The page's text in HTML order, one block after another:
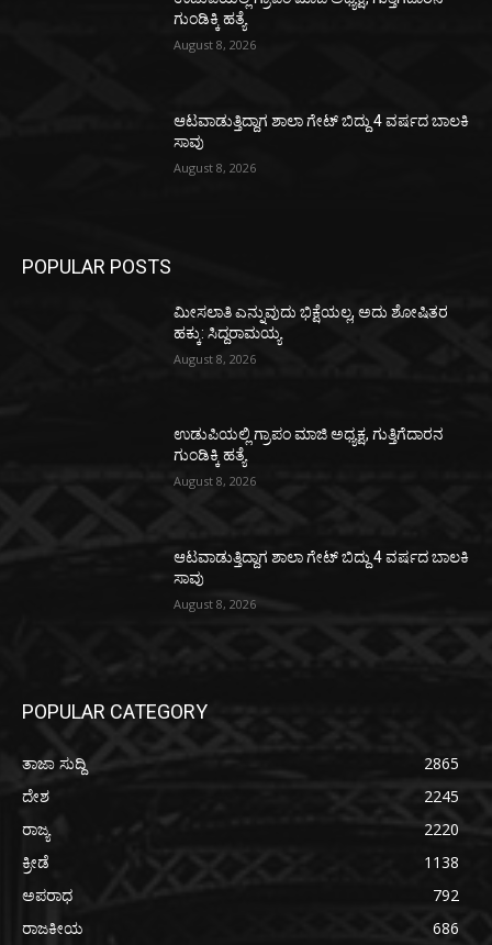
ಗುಂಡಿಕ್ಕಿ ಹತ್ಯೆ
August 8, 2026
ಆಟವಾಡುತ್ತಿದ್ದಾಗ ಶಾಲಾ ಗೇಟ್‌ ಬಿದ್ದು 4 ವರ್ಷದ ಬಾಲಕಿ
ಸಾವು
August 8, 2026
POPULAR POSTS
ಮೀಸಲಾತಿ ಎನ್ನುವುದು ಭಿಕ್ಷೆಯಲ್ಲ, ಅದು ಶೋಷಿತರ
ಹಕ್ಕು: ಸಿದ್ದರಾಮಯ್ಯ
August 8, 2026
ಉಡುಪಿಯಲ್ಲಿ ಗ್ರಾಪಂ ಮಾಜಿ ಅಧ್ಯಕ್ಷ, ಗುತ್ತಿಗೆದಾರನ
ಗುಂಡಿಕ್ಕಿ ಹತ್ಯೆ
August 8, 2026
ಆಟವಾಡುತ್ತಿದ್ದಾಗ ಶಾಲಾ ಗೇಟ್‌ ಬಿದ್ದು 4 ವರ್ಷದ ಬಾಲಕಿ
ಸಾವು
August 8, 2026
POPULAR CATEGORY
ತಾಜಾ ಸುದ್ದಿ
2865
ದೇಶ
2245
ರಾಜ್ಯ
2220
ಕ್ರೀಡೆ
1138
ಅಪರಾಧ
792
ರಾಜಕೀಯ
686